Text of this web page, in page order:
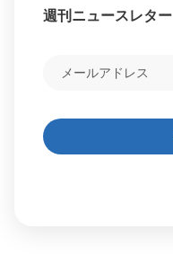
週刊ニュースレター